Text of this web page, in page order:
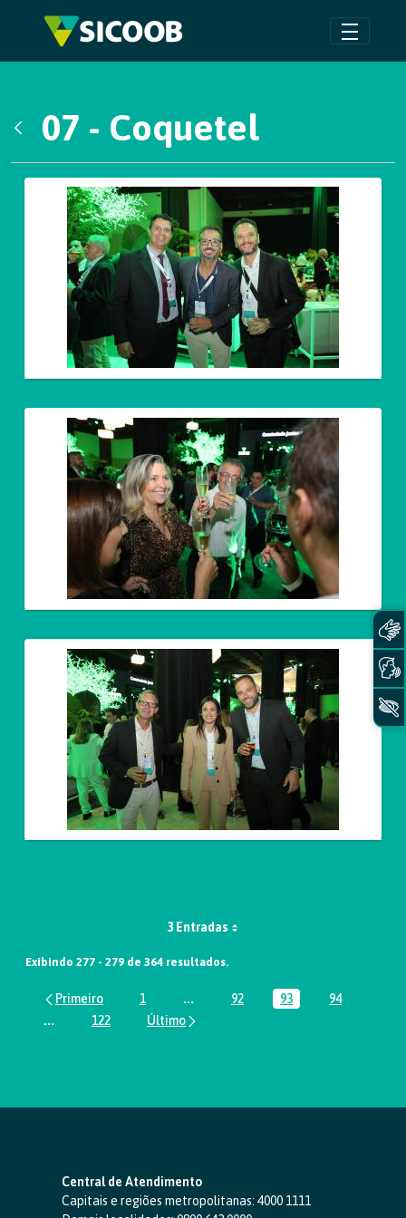
Pular para o Conteúdo principal
07 - Coquetel
Galeria de Mídias
3 Entradas
Exibindo 277 - 279 de 364 resultados.
Página
1 ...Páginas intermediárias Usar ABA
Página
92 Página
93 Página
94
...Páginas intermediárias Usar ABA para navegar.
Página
122
Central de Atendimento
Capitais e regiões metropolitanas: 4000 1111